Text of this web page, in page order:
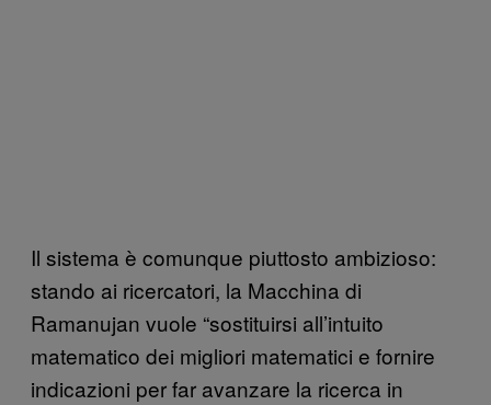
Il sistema è comunque piuttosto ambizioso:
stando ai ricercatori, la Macchina di
Ramanujan vuole “sostituirsi all’intuito
matematico dei migliori matematici e fornire
indicazioni per far avanzare la ricerca in